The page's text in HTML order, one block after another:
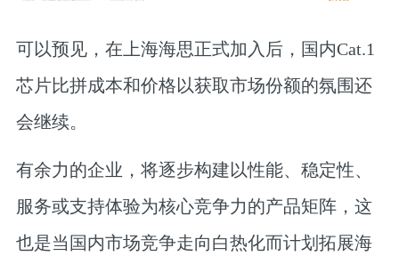
可以预见，在上海海思正式加入后，国内Cat.1
芯片比拼成本和价格以获取市场份额的氛围还
会继续。
有余力的企业，将逐步构建以性能、稳定性、
服务或支持体验为核心竞争力的产品矩阵，这
也是当国内市场竞争走向白热化而计划拓展海